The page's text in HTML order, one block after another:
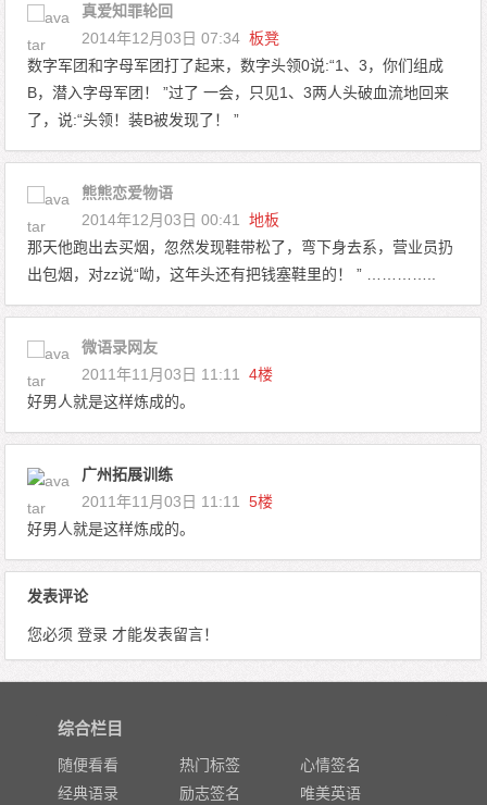
真爱知罪轮回
2014年12月03日 07:34 板凳
数字军团和字母军团打了起来，数字头领0说:“1、3，你们组成
B，潜入字母军团！ ”过了 一会，只见1、3两人头破血流地回来
了，说:“头领！装B被发现了！ ”
熊熊恋爱物语
2014年12月03日 00:41
地板
那天他跑出去买烟，忽然发现鞋带松了，弯下身去系，营业员扔
出包烟，对zz说“呦，这年头还有把钱塞鞋里的！ ” …………..
微语录网友
2011年11月03日 11:11
4楼
好男人就是这样炼成的。
广州拓展训练
2011年11月03日 11:11
5楼
好男人就是这样炼成的。
发表评论
您必须 登录 才能发表留言！
综合栏目
随便看看 热门标签
心情签名
经典语录
励志签名 唯美英语